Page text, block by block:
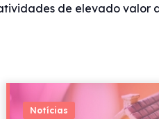
de elevado valor
Notícias